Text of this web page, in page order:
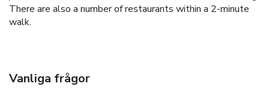
There are also a number of restaurants within a 2-minute
walk.
Vanliga frågor